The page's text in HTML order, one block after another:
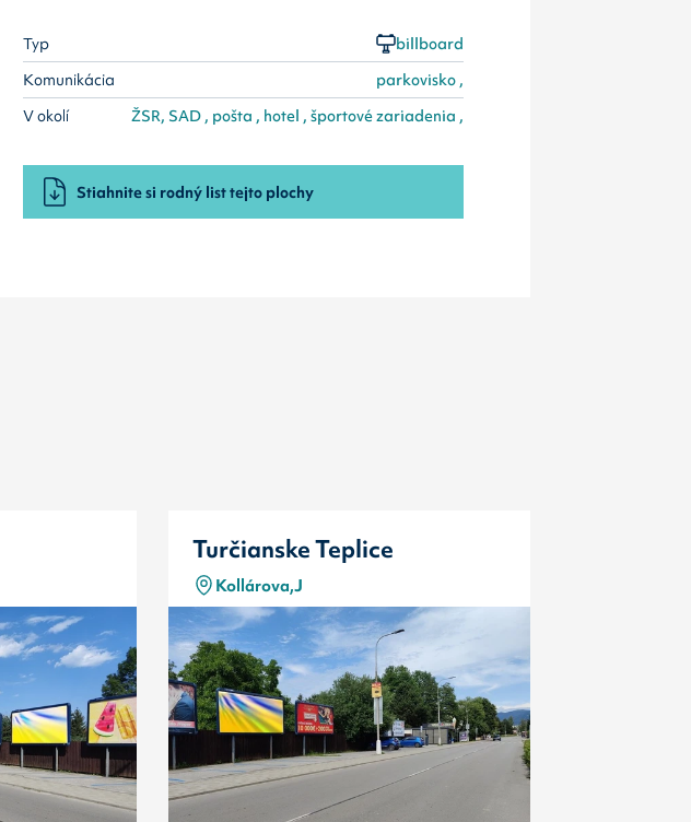
Typ
billboard
Komunikácia
parkovisko ,
V okolí
ŽSR, SAD , pošta , hotel , športové zariadenia ,
Stiahnite si rodný list tejto plochy
Turčianske Teplice
Kollárova,J